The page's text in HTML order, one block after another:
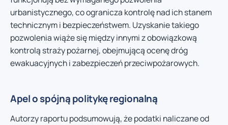
urbanistycznego, co ogranicza kontrolę nad ich stanem
technicznym i bezpieczeństwem. Uzyskanie takiego
pozwolenia wiąże się między innymi z obowiązkową
kontrolą straży pożarnej, obejmującą ocenę dróg
ewakuacyjnych i zabezpieczeń przeciwpożarowych.
Apel o spójną politykę regionalną
Autorzy raportu podsumowują, że podatki naliczane od